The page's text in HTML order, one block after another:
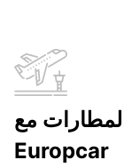
مع
Europcar